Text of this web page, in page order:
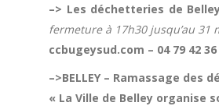
–> Les déchetteries de
fermeture à 17h30 jusqu’au 31
ccbugeysud.com – 04 79 42 36
–>BELLEY – Ramassage des
« La Ville de Belley organise